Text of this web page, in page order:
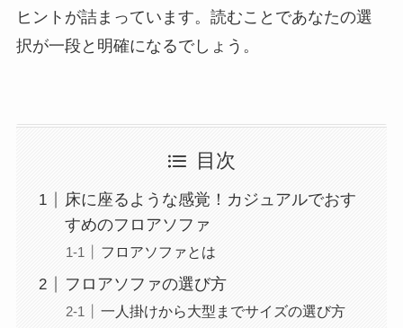
ヒントが詰まっています。読むことであなたの選
択が一段と明確になるでしょう。
目次
床に座るような感覚！カジュアルでおす
すめのフロアソファ
フロアソファとは
フロアソファの選び方
一人掛けから大型までサイズの選び方